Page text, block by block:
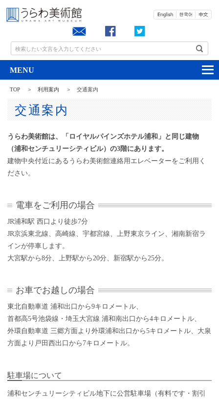
お問い合わせ
検索したい文言を入力してください
TOP 利用案内 交通案内
交通案内
うらわ美術館は、「ロイヤルパインズホテル浦和」と同じ建物
（浦和センチュリーシティビル）の3階にあります。
建物中央付近にあるうらわ美術館連絡用エレベーターをご利用く
ださい。
電車をご利用の場合
JR浦和駅 西口より徒歩7分
JR京浜東北線、高崎線、宇都宮線、上野東京ライン、湘南新宿ラ
インが停車します。
大宮駅から8分、上野駅から20分、新宿駅から25分。
お車でお越しの場合
東北自動車道 浦和出口から9キロメートル、
首都高5号池袋線・埼玉大宮線 浦和南出口から4キロメートル、
外環自動車道 三郷方面より外環浦和出口から5キロメートル、大泉
方面より戸田西出口から7キロメートル。
駐車場について
浦和センチュリーシティビル地下に公営駐車場（有料です・割引